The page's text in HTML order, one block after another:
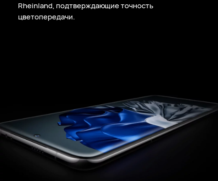
Rheinland, подтверждающие точность
цветопередачи.